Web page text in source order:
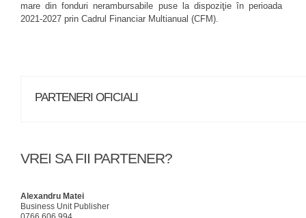
mare din fonduri nerambursabile puse la dispoziţie în perioada
2021-2027 prin Cadrul Financiar Multianual (CFM).
PARTENERI OFICIALI
VREI SA FII PARTENER?
Alexandru Matei
Business Unit Publisher